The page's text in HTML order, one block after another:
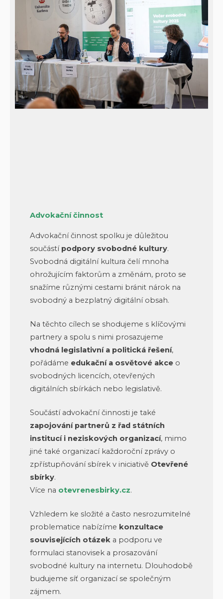
Advokační činnost
Advokační činnost spolku je důležitou
součástí podpory svobodné kultury.
Svobodná digitální kultura čelí mnoha
ohrožujícím faktorům a změnám, proto se
snažíme různými cestami bránit nárok na
svobodný a bezplatný digitální obsah.
Na těchto cílech se shodujeme s klíčovými
partnery a spolu s nimi prosazujeme
vhodná legislativní a politická řešení,
pořádáme edukační a osvětové akce o
svobodných licencích, otevřených
digitálních sbírkách nebo legislativě.
Součástí advokační činnosti je také
zapojování partnerů z řad státních
institucí i neziskových organizací, mimo
jiné také organizací každoroční zprávy o
zpřístupňování sbírek v iniciativě Otevřené
sbírky.
Více na otevrenesbirky.cz.
Vzhledem ke složité a často nesrozumitelné
problematice nabízíme konzultace
souvisejících otázek a podporu ve
formulaci stanovisek a prosazování
svobodné kultury na internetu. Dlouhodobě
budujeme síť organizací se společným
zájmem.